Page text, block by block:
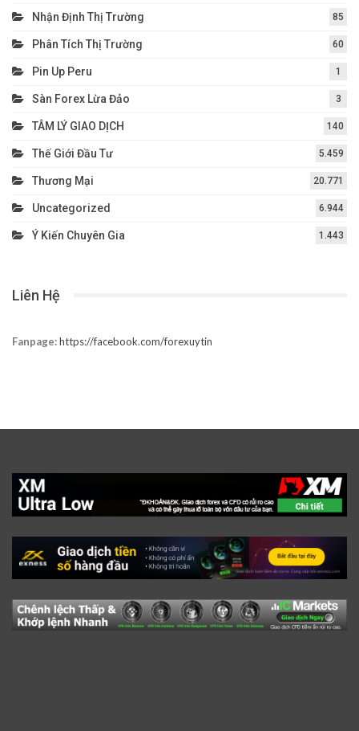
Nhận Định Thị Trường 85
Phân Tích Thị Trường 60
Pin Up Peru 1
Sàn Forex Lừa Đảo 3
TÂM LÝ GIAO DỊCH 140
Thế Giới Đầu Tư 5.459
Thương Mại 20.771
Uncategorized 6.944
Ý Kiến Chuyên Gia 1.443
Liên Hệ
Fanpage:https://facebook.com/forexuytin